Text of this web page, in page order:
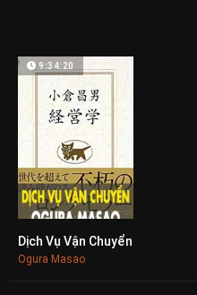
0
9:34:20
Dịch Vụ Vận Chuyển
Ogura Masao